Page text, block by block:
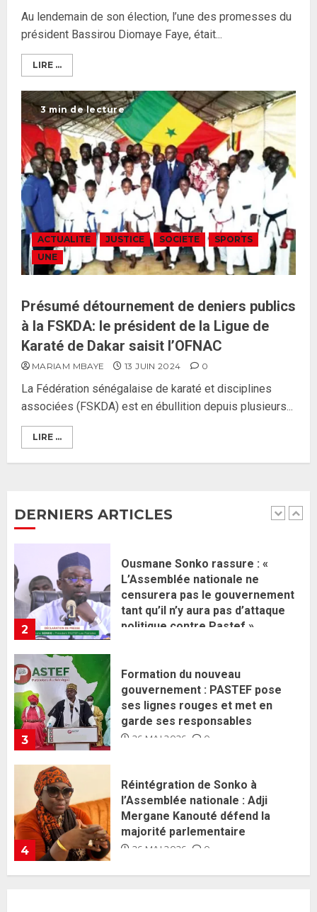
Au lendemain de son élection, l’une des promesses du
président Bassirou Diomaye Faye, était...
LIRE ...
3 min de lecture
ACTUALITE JUSTICE SOCIETE
SPORTS
UNE
Présumé détournement de deniers publics
à la FSKDA: le président de la Ligue de
Karaté de Dakar saisit l’OFNAC
MARIAM MBAYE 13 JUIN 2024 0
La Fédération sénégalaise de karaté et disciplines
associées (FSKDA) est en ébullition depuis plusieurs...
LIRE ...
DERNIERS ARTICLES
3
Formation du nouveau
gouvernement : PASTEF pose
ses lignes rouges et met en
4
Réintégration de Sonko à
l’Assemblée nationale : Adji
Mergane Kanouté défend la
majorité parlementaire
26 MAI 2026 0
5
Guy Marius Sagna inquiet après la
nomination d’Al Aminou Lo : «
J’espère me tromper »
1
Gouvernement Diomaye II :
une équipe de mission de 30
membres
2 JUIN 2026 0
2
politique contre Pastef »
3
Formation du nouveau
gouvernement : PASTEF pose
ses lignes rouges et met en
garde ses responsables
26 MAI 2026 0
4
Réintégration de Sonko à
l’Assemblée nationale : Adji
Mergane Kanouté défend la
majorité parlementaire
26 MAI 2026 0
5
Guy Marius Sagna inquiet après la
nomination d’Al Aminou Lo : «
J’espère me tromper »
26 MAI 2026 0